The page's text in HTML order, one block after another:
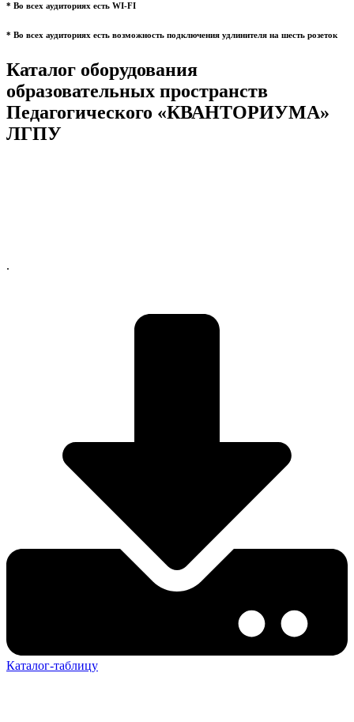
* Во всех аудиториях есть WI-FI
* Во всех аудиториях есть возможность подключения удлинителя на шесть розеток
Каталог оборудования
образовательных пространств
Педагогического «КВАНТОРИУМА»
ЛГПУ
.
Каталог-таблицу